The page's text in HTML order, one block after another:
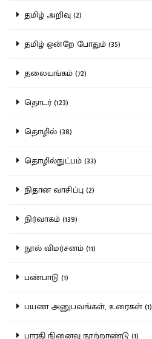
தமிழ் அறிவு (2)
தமிழ் ஒன்றே போதும் (35)
தலையங்கம் (72)
தொடர் (123)
தொழில் (38)
தொழில்நுட்பம் (33)
நிதான வாசிப்பு (2)
நிர்வாகம் (139)
நூல் விமர்சனம் (11)
பண்பாடு (1)
பயண அனுபவங்கள், உரைகள் (1)
பாரதி நினைவு நூற்றாண்டு (1)